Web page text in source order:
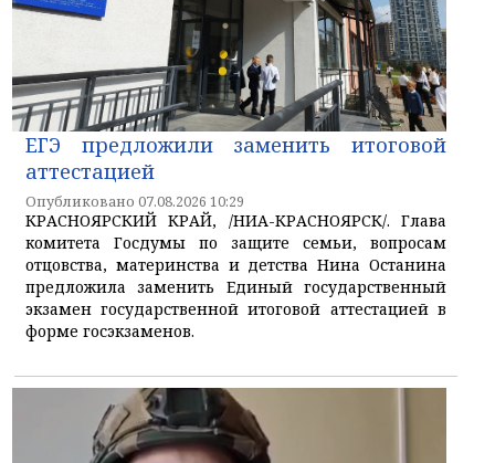
ЕГЭ предложили заменить итоговой
аттестацией
Опубликовано 07.08.2026 10:29
КРАСНОЯРСКИЙ КРАЙ, /НИА-КРАСНОЯРСК/. Глава
комитета Госдумы по защите семьи, вопросам
отцовства, материнства и детства Нина Останина
предложила заменить Единый государственный
экзамен государственной итоговой аттестацией в
форме госэкзаменов.